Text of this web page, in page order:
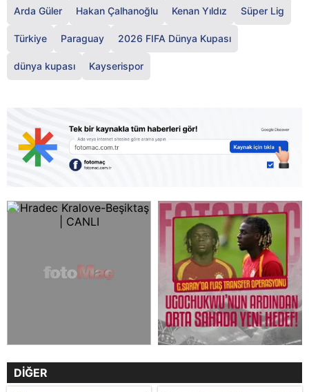
Arda Güler Hakan Çalhanoğlu Kenan Yıldız Süper Lig
Türkiye Paraguay 2026 FIFA Dünya Kupası
dünya kupası Kayserispor
DİĞER